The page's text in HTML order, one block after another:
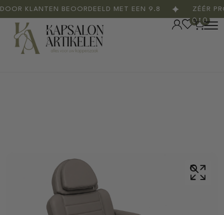
KLANTEN BEOORDEELD MET EEN 9.8 ZÉÉR
0 0